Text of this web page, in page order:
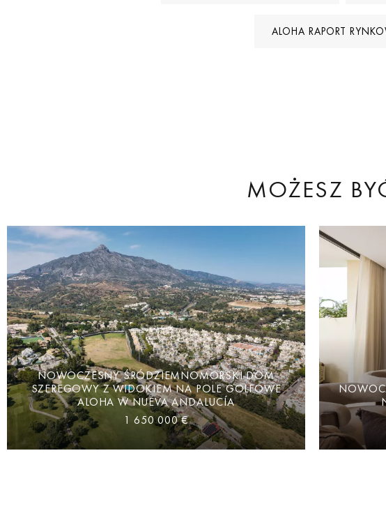
ALOHA RAPORT
MOŻESZ
NOWOCZESNY ŚRÓDZIEMNOMORSKI DOM
SZEREGOWY Z WIDOKIEM NA POLE GOLFOWE
ALOHA W NUEVA ANDALUCÍA
1 650 000 €